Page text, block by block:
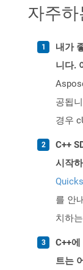
자주
내가
니다.
공됩
경우
C++
시작
를 안
치하
C++
트는